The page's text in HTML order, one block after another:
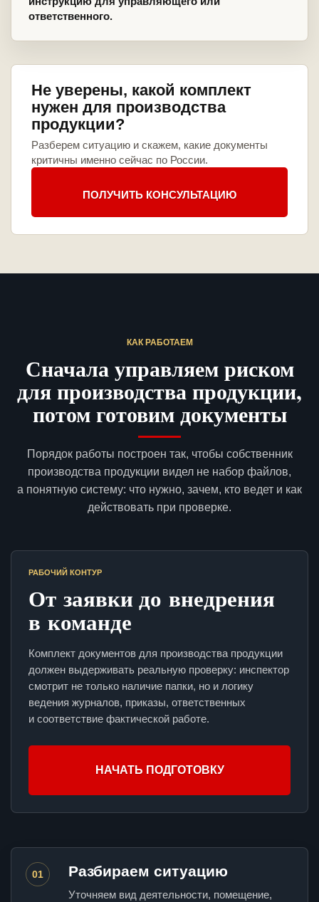
ответственного.
Не уверены, какой комплект
нужен для производства
продукции?
Разберем ситуацию и скажем, какие документы
критичны именно сейчас по России.
ПОЛУЧИТЬ КОНСУЛЬТАЦИЮ
КАК РАБОТАЕМ
Сначала управляем риском
для производства продукции,
потом готовим документы
Порядок работы построен так, чтобы собственник
производства продукции видел не набор файлов,
а понятную систему: что нужно, зачем, кто ведет и как
действовать при проверке.
РАБОЧИЙ КОНТУР
От заявки до внедрения
в команде
Комплект документов для производства продукции
должен выдерживать реальную проверку: инспектор
смотрит не только наличие папки, но и логику
ведения журналов, приказы, ответственных
и соответствие фактической работе.
НАЧАТЬ ПОДГОТОВКУ
01 Разбираем ситуацию
Уточняем вид деятельности, помещение,